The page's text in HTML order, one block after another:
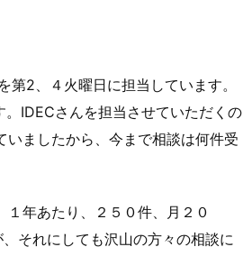
2、４火曜日に担当しています。
IDECさんを担当させていただくの
ましたから、今まで相談は何件受
年あたり、２５０件、月２０
それにしても沢山の方々の相談に